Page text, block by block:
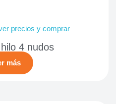
precios y comprar
4 nudos
más